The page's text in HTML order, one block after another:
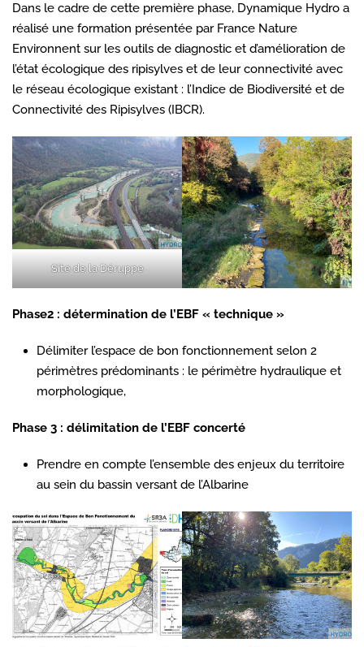
Dans le cadre de cette première phase, Dynamique Hydro a
réalisé une formation présentée par France Nature
Environnent sur les outils de diagnostic et d’amélioration de
l’état écologique des ripisylves et de leur connectivité avec
le réseau écologique existant : l’Indice de Biodiversité et de
Connectivité des Ripisylves (IBCR).
Site de la Déruppe
Phase2 : détermination de l’EBF « technique »
Délimiter l’espace de bon fonctionnement selon 2
périmètres prédominants : le périmètre hydraulique et
morphologique,
Phase 3 : délimitation de l’EBF concerté
Prendre en compte l’ensemble des enjeux du territoire
au sein du bassin versant de l’Albarine